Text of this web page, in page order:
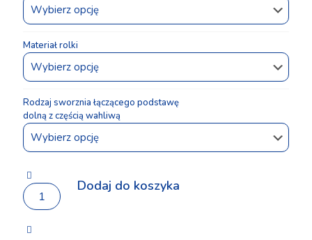
Materiał rolki
Rodzaj sworznia łączącego podstawę
dolną z częścią wahliwą
ilość
Wózek
10-
Dodaj do koszyka